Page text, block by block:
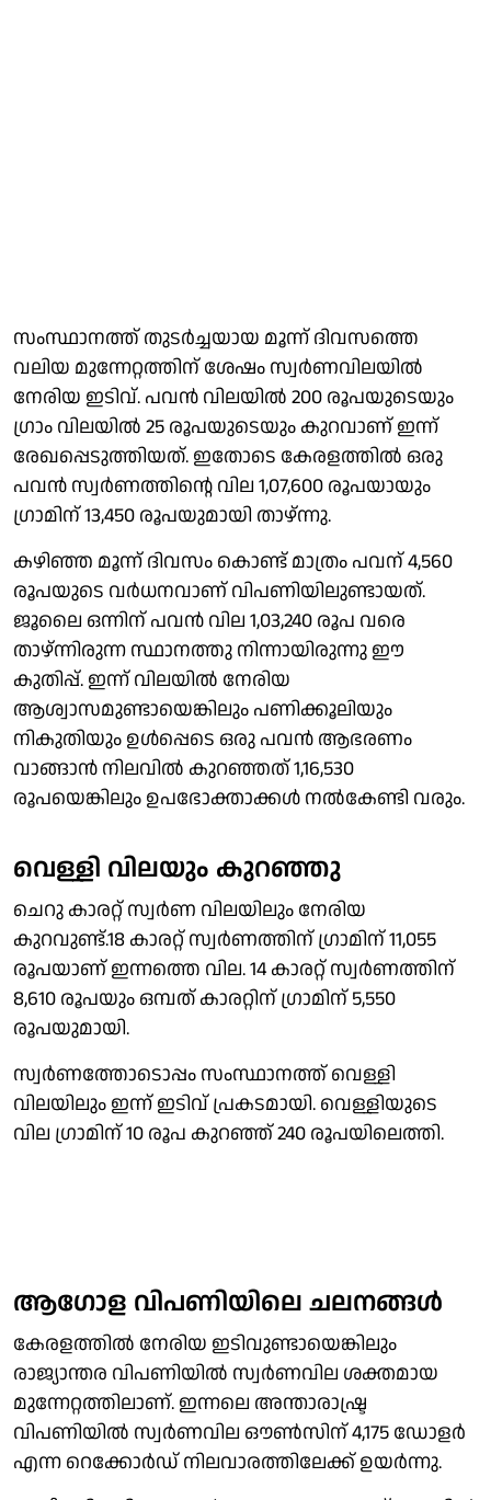
സംസ്ഥാനത്ത് തുടര്‍ച്ചയായ മൂന്ന് ദിവസത്തെ
വലിയ മുന്നേറ്റത്തിന് ശേഷം സ്വര്‍ണവിലയില്‍
നേരിയ ഇടിവ്. പവന്‍ വിലയില്‍ 200 രൂപയുടെയും
ഗ്രാം വിലയില്‍ 25 രൂപയുടെയും കുറവാണ് ഇന്ന്
രേഖപ്പെടുത്തിയത്. ഇതോടെ കേരളത്തില്‍ ഒരു
പവന്‍ സ്വര്‍ണത്തിന്റെ വില 1,07,600 രൂപയായും
ഗ്രാമിന് 13,450 രൂപയുമായി താഴ്ന്നു.
കഴിഞ്ഞ മൂന്ന് ദിവസം കൊണ്ട് മാത്രം പവന് 4,560
രൂപയുടെ വര്‍ധനവാണ് വിപണിയിലുണ്ടായത്.
ജൂലൈ ഒന്നിന് പവന്‍ വില 1,03,240 രൂപ വരെ
താഴ്ന്നിരുന്ന സ്ഥാനത്തു നിന്നായിരുന്നു ഈ
കുതിപ്പ്. ഇന്ന് വിലയില്‍ നേരിയ
ആശ്വാസമുണ്ടായെങ്കിലും പണിക്കൂലിയും
നികുതിയും ഉള്‍പ്പെടെ ഒരു പവന്‍ ആഭരണം
വാങ്ങാന്‍ നിലവില്‍ കുറഞ്ഞത് 1,16,530
രൂപയെങ്കിലും ഉപഭോക്താക്കള്‍ നല്‍കേണ്ടി വരും.
വെള്ളി വിലയും കുറഞ്ഞു
ചെറു കാരറ്റ് സ്വര്‍ണ വിലയിലും നേരിയ
കുറവുണ്ട്.18 കാരറ്റ് സ്വര്‍ണത്തിന് ഗ്രാമിന് 11,055
രൂപയാണ് ഇന്നത്തെ വില. 14 കാരറ്റ് സ്വര്‍ണത്തിന്
8,610 രൂപയും ഒമ്പത് കാരറ്റിന് ഗ്രാമിന് 5,550
രൂപയുമായി.
സ്വര്‍ണത്തോടൊപ്പം സംസ്ഥാനത്ത് വെള്ളി
വിലയിലും ഇന്ന് ഇടിവ് പ്രകടമായി. വെള്ളിയുടെ
വില ഗ്രാമിന് 10 രൂപ കുറഞ്ഞ് 240 രൂപയിലെത്തി.
ആഗോള വിപണിയിലെ ചലനങ്ങള്‍
കേരളത്തില്‍ നേരിയ ഇടിവുണ്ടായെങ്കിലും
രാജ്യാന്തര വിപണിയില്‍ സ്വര്‍ണവില ശക്തമായ
മുന്നേറ്റത്തിലാണ്. ഇന്നലെ അന്താരാഷ്ട്ര
വിപണിയില്‍ സ്വര്‍ണവില ഔണ്‍സിന് 4,175 ഡോളര്‍
എന്ന റെക്കോര്‍ഡ് നിലവാരത്തിലേക്ക് ഉയര്‍ന്നു.